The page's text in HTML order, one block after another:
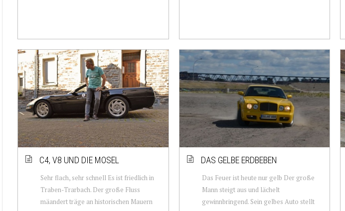
C4, V8 UND DIE MOSEL
Sehr flach, sehr schnell Es ist friedlich in
Traben-Trarbach. Der große Fluss
mäandert träge an historischen Mauern
DAS GELBE ERDBEBEN
Das Feuer ist heute nur gelb Der große
Mann steigt aus und lächelt
gewinnbringend. Sein gelbes Auto stellt